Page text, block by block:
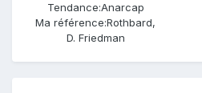
Tendance:Anarcap
Ma référence:Rothbard,
D. Friedman